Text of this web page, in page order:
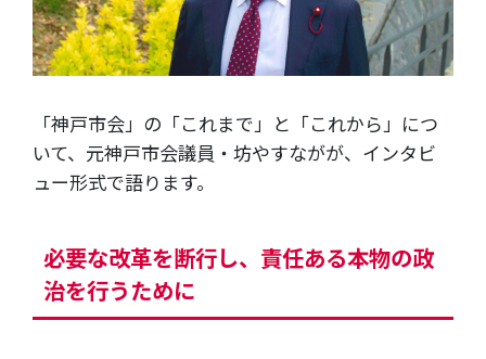
「神戸市会」の「これまで」と「これから」につ
いて、元神戸市会議員・坊やすながが、インタビ
ュー形式で語ります。
必要な改革を断行し、責任ある本物の政
治を行うために